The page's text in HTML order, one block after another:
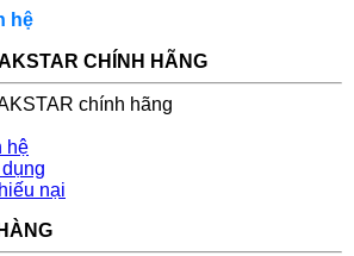
hệ
CHÍNH HÃNG
hệ
nại